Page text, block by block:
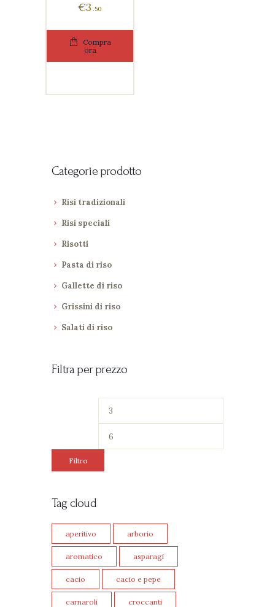
€3 50
Compra
ora
Categorie prodotto
Risi tradizionali
Risi speciali
Risotti
Pasta di riso
Gallette di riso
Grissini di riso
Salati di riso
Filtra per prezzo
Filtro
Tag cloud
aperitivo arborio
aromatico asparagi
cacio cacio e pepe
carnaroli croccanti